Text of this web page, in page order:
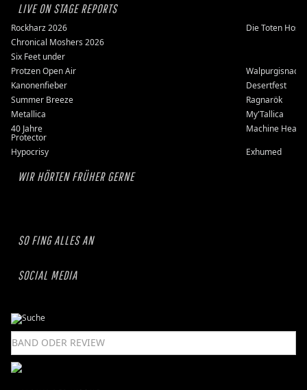
LIVE ON STAGE REPORTS
Rockharz 2026
Die Toten
Chronical Moshers 2026
Six Feet under
Protzen Open Air
Walpurgisnacht
Kanonenfieber
Desertfest
Summer Breeze
Ragnarök
Metallica
My'Tallica
40 Jahre
Protector
Machine Head
Hypocrisy
Exhumed
WIR HÖRTEN FRÜHER GERNE
SO FING ALLES AN
SOCIAL MEDIA